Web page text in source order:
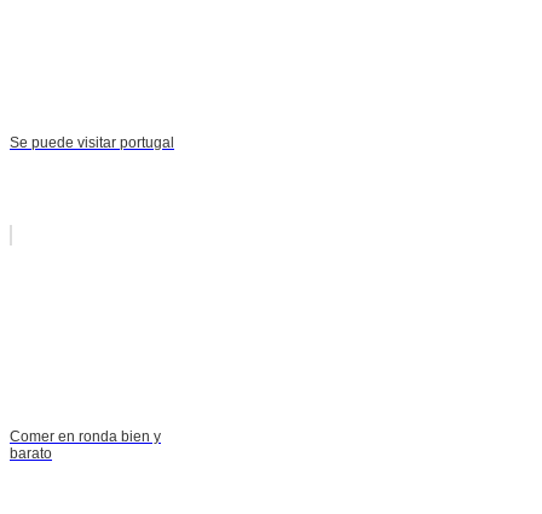
Se puede visitar portugal
Comer en ronda bien y
barato